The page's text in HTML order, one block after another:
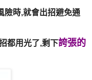
險時,就會出招避免通
都用光了,剩下誇張的